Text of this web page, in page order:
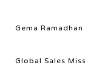
Gema
Global Sales